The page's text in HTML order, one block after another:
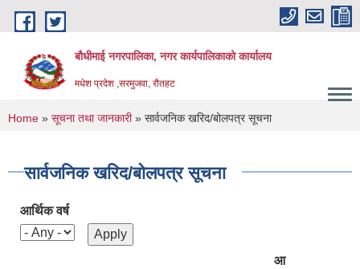
Skip to main content
बौधीमाई नगरपालिका, नगर कार्यपालिकाको कार्यालय
मधेश प्रदेश ,सरमुजवा, रौतहट
You are here
Home » सूचना तथा जानकारी» सार्वजनिक खरिद/बोलपत्र सूचना
सार्वजनिक खरिद/बोलपत्र सूचना
आर्थिक वर्ष
आ